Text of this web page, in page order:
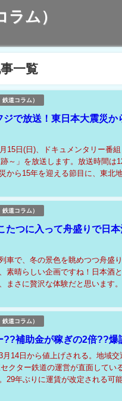
ム）
一覧
道コラム）
ジで放送！東日本大震災
15日(日)、ドキュメンタリー番
～」を放送します。放送時間は
から15年を迎える節目に、東北
かを検証する...
道コラム）
たつに入って舟盛りで日
車で、冬の景色を眺めつつ舟盛
素晴らしい企画ですね！日本酒
まさに贅沢な体験だと思います
道コラム）
??補助金が稼ぎの2倍??
月14日から値上げされる。地域
クター鉄道の運営が直面してい
29年ぶりに運賃が改定される可